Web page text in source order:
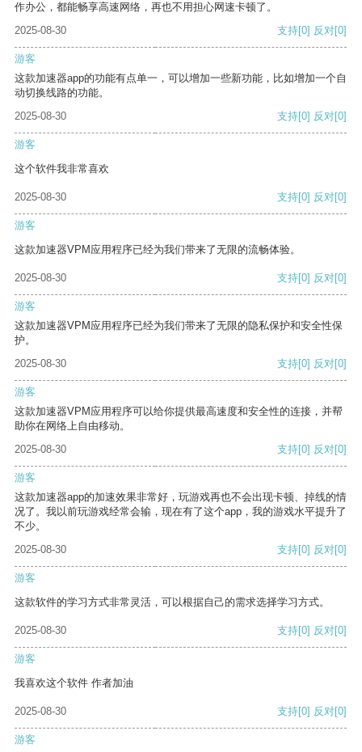
作办公，都能畅享高速网络，再也不用担心网速卡顿了。
2025-08-30
支持[0] 反对[0]
游客
这款加速器app的功能有点单一，可以增加一些新功能，比如增加一个自
动切换线路的功能。
2025-08-30
支持[0] 反对[0]
游客
这个软件我非常喜欢
2025-08-30 支持[0] 反对[0]
游客
这款加速器VPM应用程序已经为我们带来了无限的流畅体验。
2025-08-30 支持[0] 反对[0]
游客
这款加速器VPM应用程序已经为我们带来了无限的隐私保护和安全性保
护。
2025-08-30
支持[0] 反对[0]
游客
这款加速器VPM应用程序可以给你提供最高速度和安全性的连接，并帮
助你在网络上自由移动。
2025-08-30
支持[0] 反对[0]
游客
这款加速器app的加速效果非常好，玩游戏再也不会出现卡顿、掉线的情
况了。我以前玩游戏经常会输，现在有了这个app，我的游戏水平提升了
不少。
2025-08-30
支持[0] 反对[0]
游客
这款软件的学习方式非常灵活，可以根据自己的需求选择学习方式。
2025-08-30 支持[0] 反对[0]
游客
我喜欢这个软件 作者加油
2025-08-30 支持[0] 反对[0]
游客